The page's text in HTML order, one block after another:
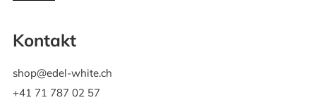
Kontakt
shop@edel-white.ch
+41 71 787 02 57